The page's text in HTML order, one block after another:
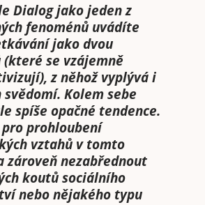
Dialog jako jeden z
fenoménů uvádíte
jako dvou
se vzájemně
z něhož vyplývá i
Kolem sebe
spíše opačné tendence.
prohloubení
vztahů v tomto
zároveň nezabřednout
koutů sociálního
nebo nějakého typu